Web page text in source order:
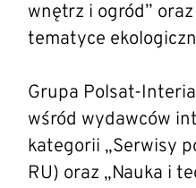
wnętrz i ogród”
tematyce
Grupa Polsat-
wśród wydawców
kategorii „Serwisy
RU) oraz „Nauka i